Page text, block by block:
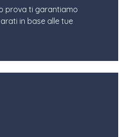
prova ti garantiamo
in base alle tue